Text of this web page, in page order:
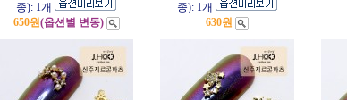
종): 1개
650원(옵션별 변동)
종): 1개
630원